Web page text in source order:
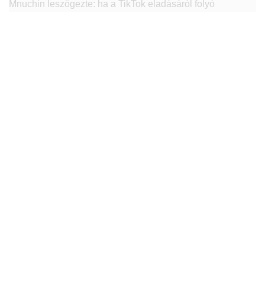
Mnuchin leszögezte: ha a TikTok eladásáról folyó